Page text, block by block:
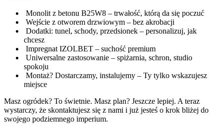
Monolit z betonu B25W8 – trwałość, którą da się poczuć
Wejście z otworem drzwiowym – bez akrobacji
Dodatki: tunel, schody, przedsionek – personalizuj, jak
chcesz
Impregnat IZOLBET – suchość premium
Uniwersalne zastosowanie – spiżarnia, schron, studio
spokoju
Montaż? Dostarczamy, instalujemy – Ty tylko wskazujesz
miejsce
Masz ogródek? To świetnie. Masz plan? Jeszcze lepiej. A teraz
wystarczy, że skontaktujesz się z nami i już jesteś o krok bliżej do
swojego podziemnego imperium.